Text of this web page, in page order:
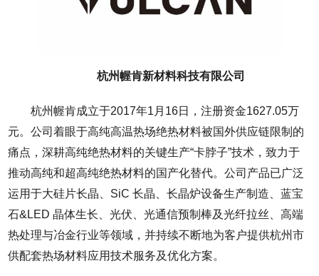
杭州幄肯新材料科技有限公司
杭州幄肯成立于2017年1月16日，注册资金1627.05万
元。公司着眼于高纯高温热场绝热材料被国外供应链限制的
痛点，深耕高纯绝热材料的关键生产“卡脖子”技术，致力于
推动高纯和超高纯绝热材料的国产化替代。公司产品已广泛
运用于大硅片长晶、SiC 长晶、长晶炉设备生产制造、蓝宝
石&LED 晶体生长、光伏、光通信预制棒及光纤拉丝、高端
热处理与冶金行业等领域，并持续不断地为客户提供杭州市
供配套热场材料应用技术服务及优化方案。